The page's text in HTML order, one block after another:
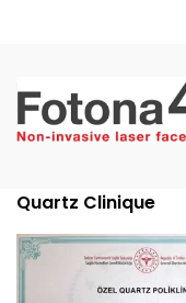
Quartz Clinique